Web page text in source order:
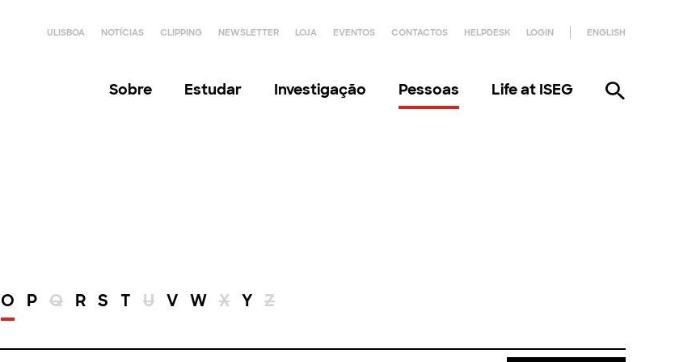
ULISBOA NOTÍCIAS CLIPPING NEWSLETTER LOJA EVENTOS CONTACTOS HELPDESK LOGIN ENGLISH
Sobre Estudar Investigação Pessoas Life at ISEG
O P Q R S T U V W X Y Z